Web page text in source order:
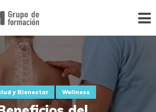
y Bienestar Wellness